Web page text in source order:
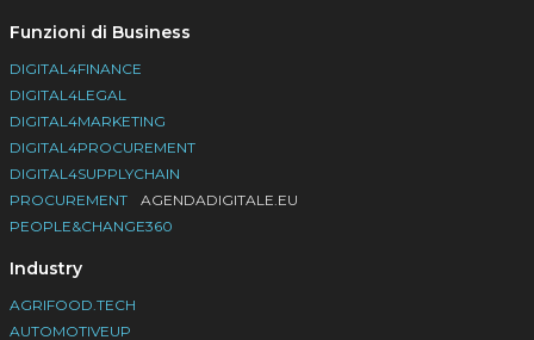
Funzioni di Business
DIGITAL4FINANCE
DIGITAL4LEGAL
DIGITAL4MARKETING
DIGITAL4PROCUREMENT
DIGITAL4SUPPLYCHAIN
PROCUREMENT
AGENDADIGITALE.EU
PEOPLE&CHANGE360
Industry
AGRIFOOD.TECH
AUTOMOTIVEUP